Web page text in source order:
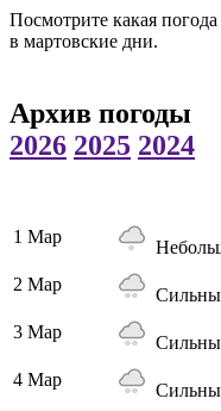
Посмотрите какая
в мартовские дни.
Архив погоды
2026 2025 2024
1 Мар
2 Мар
3 Мар
4 Мар